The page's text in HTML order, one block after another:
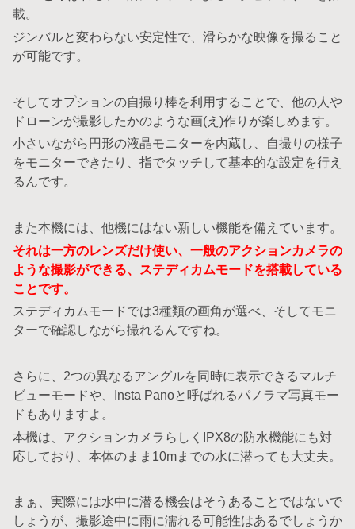
載。
ジンバルと変わらない安定性で、滑らかな映像を撮ること
が可能です。
そしてオプションの自撮り棒を利用することで、他の人や
ドローンが撮影したかのような画(え)作りが楽しめます。
小さいながら円形の液晶モニターを内蔵し、自撮りの様子
をモニターできたり、指でタッチして基本的な設定を行え
るんです。
また本機には、他機にはない新しい機能を備えています。
それは一方のレンズだけ使い、一般のアクションカメラの
ような撮影ができる、ステディカムモードを搭載している
ことです。
ステディカムモードでは3種類の画角が選べ、そしてモニ
ターで確認しながら撮れるんですね。
さらに、2つの異なるアングルを同時に表示できるマルチ
ビューモードや、Insta Panoと呼ばれるパノラマ写真モー
ドもありますよ。
本機は、アクションカメラらしくIPX8の防水機能にも対
応しており、本体のまま10mまでの水に潜っても大丈夫。
まぁ、実際には水中に潜る機会はそうあることではないで
しょうが、撮影途中に雨に濡れる可能性はあるでしょうか